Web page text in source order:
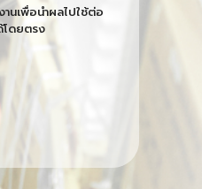
านเพื่อนำผลไปใช้ต่อ
โดยตรง